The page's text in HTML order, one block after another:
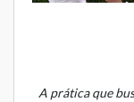
A prática que